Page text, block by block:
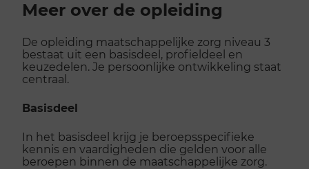
galerij
Meer over de opleiding
De opleiding maatschappelijke zorg niveau 3
bestaat uit een basisdeel, profieldeel en
keuzedelen. Je persoonlijke ontwikkeling staat
centraal.
Basisdeel
In het basisdeel krijg je beroepsspecifieke
kennis en vaardigheden die gelden voor alle
beroepen binnen de maatschappelijke zorg.